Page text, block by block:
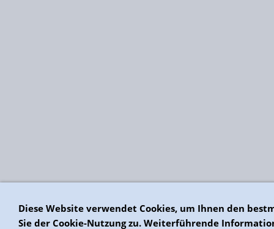
Diese Website verwendet Cookies, um Ihnen den
Sie der Cookie-Nutzung zu. Weiterführende